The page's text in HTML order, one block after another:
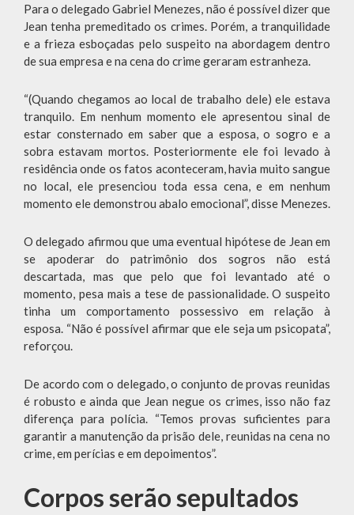
Para o delegado Gabriel Menezes, não é possível dizer que
Jean tenha premeditado os crimes. Porém, a tranquilidade
e a frieza esboçadas pelo suspeito na abordagem dentro
de sua empresa e na cena do crime geraram estranheza.
“(Quando chegamos ao local de trabalho dele) ele estava
tranquilo. Em nenhum momento ele apresentou sinal de
estar consternado em saber que a esposa, o sogro e a
sobra estavam mortos. Posteriormente ele foi levado à
residência onde os fatos aconteceram, havia muito sangue
no local, ele presenciou toda essa cena, e em nenhum
momento ele demonstrou abalo emocional”, disse Menezes.
O delegado afirmou que uma eventual hipótese de Jean em
se apoderar do patrimônio dos sogros não está
descartada, mas que pelo que foi levantado até o
momento, pesa mais a tese de passionalidade. O suspeito
tinha um comportamento possessivo em relação à
esposa. “Não é possível afirmar que ele seja um psicopata”,
reforçou.
De acordo com o delegado, o conjunto de provas reunidas
é robusto e ainda que Jean negue os crimes, isso não faz
diferença para polícia. “Temos provas suficientes para
garantir a manutenção da prisão dele, reunidas na cena no
crime, em perícias e em depoimentos”.
Corpos serão sepultados